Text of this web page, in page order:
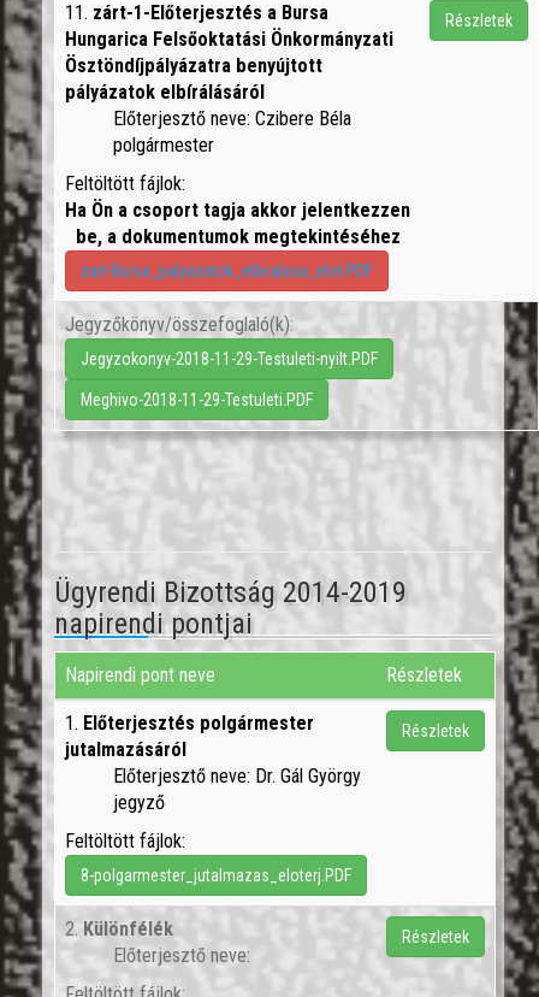
11. zárt-1-Előterjesztés a Bursa
Hungarica Felsőoktatási Önkormányzati
Ösztöndíjpályázatra benyújtott
pályázatok elbírálásáról
Előterjesztő neve: Czibere Béla
polgármester
Feltöltött fájlok:
Ha Ön a csoport tagja akkor jelentkezzen
be, a dokumentumok megtekintéséhez
zart-Bursa_palyazatok_elbiralasa_elot.PDF
Részletek
Jegyzőkönyv/összefoglaló(k):
Jegyzokonyv-2018-11-29-Testuleti-nyilt.PDF
Meghivo-2018-11-29-Testuleti.PDF
Ügyrendi Bizottság 2014-2019
napirendi pontjai
Napirendi pont neve Részletek
1. Előterjesztés polgármester
jutalmazásáról
Előterjesztő neve: Dr. Gál György
jegyző
Feltöltött fájlok:
8-polgarmester_jutalmazas_eloterj.PDF
Részletek
2. Különfélék
Előterjesztő neve:
Részletek